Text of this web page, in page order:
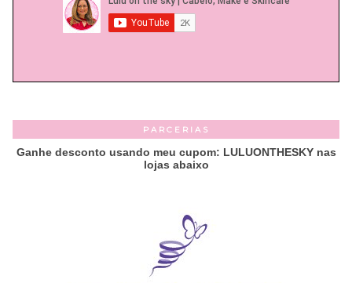
PARCERIAS
Ganhe desconto usando meu cupom: LULUONTHESKY nas
lojas abaixo